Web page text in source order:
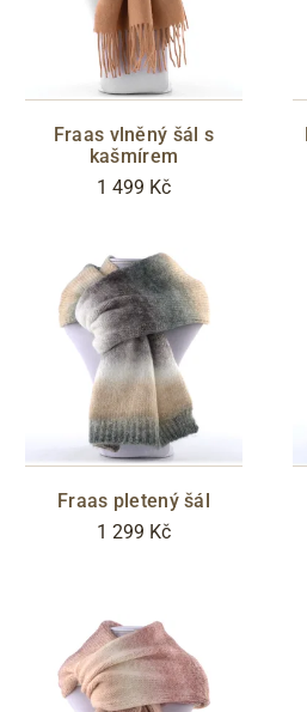
Fraas vlněný šál s
kašmírem
1 499 Kč
Fraas pletený šál
1 299 Kč